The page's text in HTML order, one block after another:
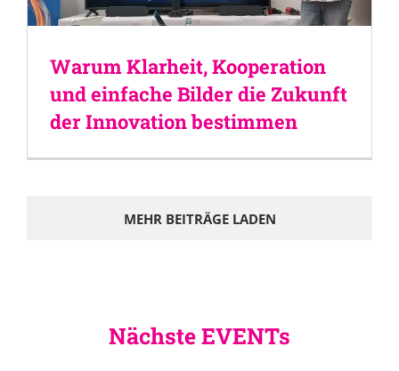
Warum Klarheit, Kooperation
und einfache Bilder die Zukunft
der Innovation bestimmen
MEHR BEITRÄGE LADEN
Nächste EVENTs